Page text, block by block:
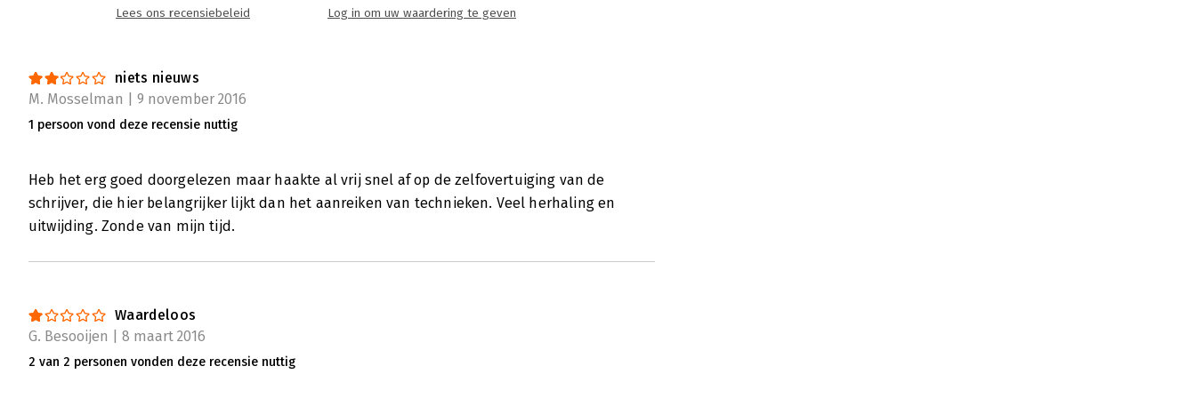
buitenaf. In de huidige tijd geldt immers voor ondernemingen het credo 'change or
Lees ons recensiebeleid Log in om uw waardering te geven
niets nieuws
M. Mosselman | 9 november 2016
1 persoon vond deze recensie nuttig
Heb het erg goed doorgelezen maar haakte al vrij snel af op de zelfovertuiging van de
schrijver, die hier belangrijker lijkt dan het aanreiken van technieken. Veel herhaling en
uitwijding. Zonde van mijn tijd.
Waardeloos
G. Besooijen | 8 maart 2016
2 van 2 personen vonden deze recensie nuttig